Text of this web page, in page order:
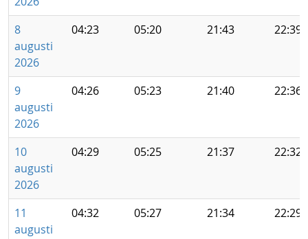
8
augusti
2026
04:23 05:20 21:43 22:39
9
augusti
2026
04:26 05:23 21:40 22:36
10
augusti
2026
04:29 05:25 21:37 22:32
11
augusti
04:32 05:27 21:34 22:29